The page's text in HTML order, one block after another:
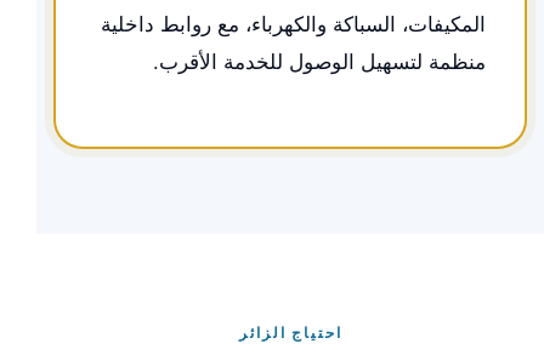
المكيفات، السباكة والكهرباء، مع روابط داخلية
منظمة لتسهيل الوصول للخدمة الأقرب.
احتياج الزائر